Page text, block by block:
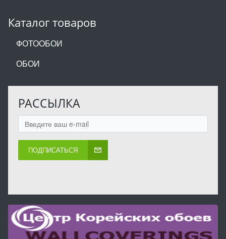
Каталог товаров
ФОТООБОИ
ОБОИ
РАССЫЛКА
ПОДПИСАТЬСЯ